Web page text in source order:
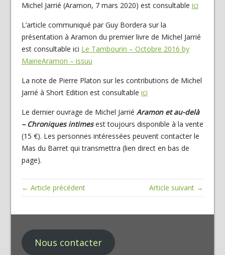
Michel Jarrié (Aramon, 7 mars 2020) est consultable ici
L’article communiqué par Guy Bordera sur la
présentation à Aramon du premier livre de Michel Jarrié
est consultable ici Le Tambourin – Octobre 2016 by
MairieAramon – issuu
La note de Pierre Platon sur les contributions de Michel
Jarrié à Short Edition est consultable ici
Le dernier ouvrage de Michel Jarrié Aramon et au-delà
– Chroniques intimesest toujours disponible à la vente
(15 €). Les personnes intéressées peuvent contacter le
Mas du Barret qui transmettra (lien direct en bas de
page).
← Article précédent Article suivant →
Nous contacter